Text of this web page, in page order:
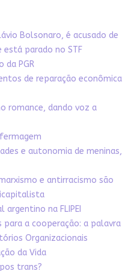
Bolsonaro, é acusado de
parado no STF
da PGR
de reparação econômica
romance, dando voz a
e autonomia de meninas,
e antirracismo são
na FLIPEI
para a cooperação: a palavra
Organizacionais
da Vida
trans?